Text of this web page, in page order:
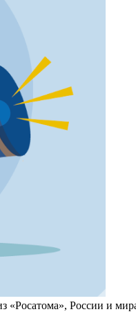
«Росатома», России и